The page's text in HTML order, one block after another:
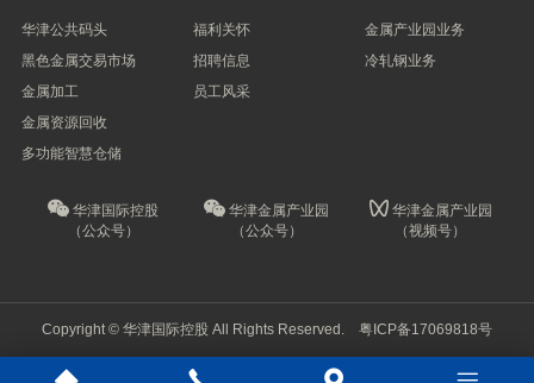
华津公共码头
黑色金属交易市场
金属加工
金属资源回收
多功能智慧仓储
福利关怀
招聘信息
员工风采
金属产业园业务
冷轧钢业务
华津国际控股
（公众号）
华津金属产业园
（公众号）
华津金属产业园
（视频号）
Copyright © 华津国际控股 All Rights Reserved. 粤ICP备17069818号